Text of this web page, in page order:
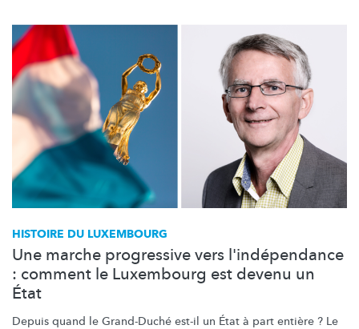
HISTOIRE DU LUXEMBOURG
Une marche progressive vers l'indépendance
: comment le Luxembourg est devenu un
État
Depuis quand le Grand-Duché est-il un État à part entière ? Le